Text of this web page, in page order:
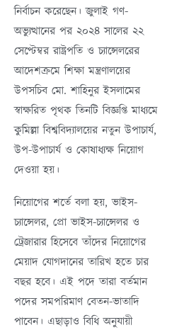
নির্বাচন করেছেন। জুলাই গণ-
অভ্যুত্থানের পর ২০২৪ সালের ২২
সেপ্টেম্বর রাষ্ট্রপতি ও চ্যান্সেলরের
আদেশক্রমে শিক্ষা মন্ত্রণালয়ের
উপসচিব মো. শাহিনুর ইসলামের
স্বাক্ষরিত পৃথক তিনটি বিজ্ঞপ্তি মাধ্যমে
কুমিল্লা বিশ্ববিদ্যালয়ের নতুন উপাচার্য,
উপ-উপাচার্য ও কোষাধ্যক্ষ নিয়োগ
দেওয়া হয়।
নিয়োগের শর্তে বলা হয়, ভাইস-
চ্যান্সেলর, প্রো ভাইস-চ্যান্সেলর ও
ট্রেজারার হিসেবে তাঁদের নিয়োগের
মেয়াদ যোগদানের তারিখ হতে চার
বছর হবে। এই পদে তারা বর্তমান
পদের সমপরিমাণ বেতন-ভাতাদি
পাবেন। এছাড়াও বিধি অনুযায়ী